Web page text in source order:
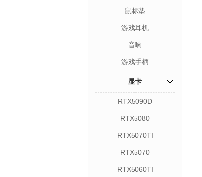
鼠标垫
游戏耳机
音响
游戏手柄
显卡
RTX5090D
RTX5080
RTX5070TI
RTX5070
RTX5060TI